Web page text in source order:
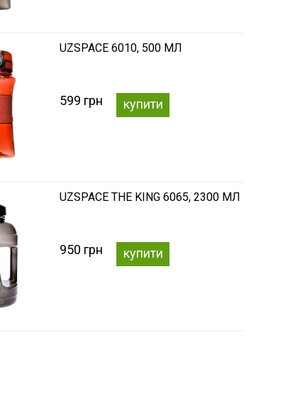
UZSPACE 6010, 500 МЛ
599 грн купити
UZSPACE THE KING 6065, 2300 МЛ
950 грн купити